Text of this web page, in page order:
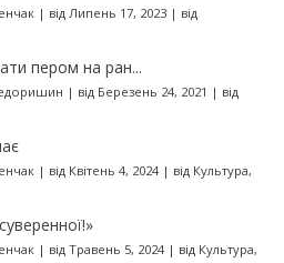
| від Липень 17, 2023| від
пером на ран...
| від Березень 24, 2021 | від
| від Квітень 4, 2024| від Культура,
| від Травень 5, 2024| від Культура,